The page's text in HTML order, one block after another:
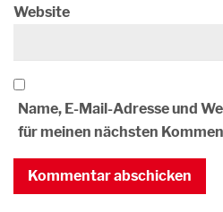
Website
Name, E-Mail-Adresse und
für meinen nächsten